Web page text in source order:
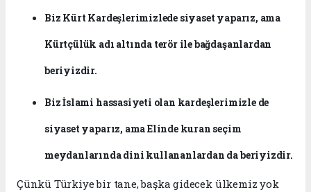
Biz Kürt Kardeşlerimizlede siyaset yaparız, ama
Kürtçülük adı altında terör ile bağdaşanlardan
beriyizdir.
Biz İslami hassasiyeti olan kardeşlerimizle de
siyaset yaparız, ama Elinde kuran seçim
meydanlarında dini kullananlardan da beriyizdir.
Çünkü Türkiye bir tane, başka gidecek ülkemiz yok